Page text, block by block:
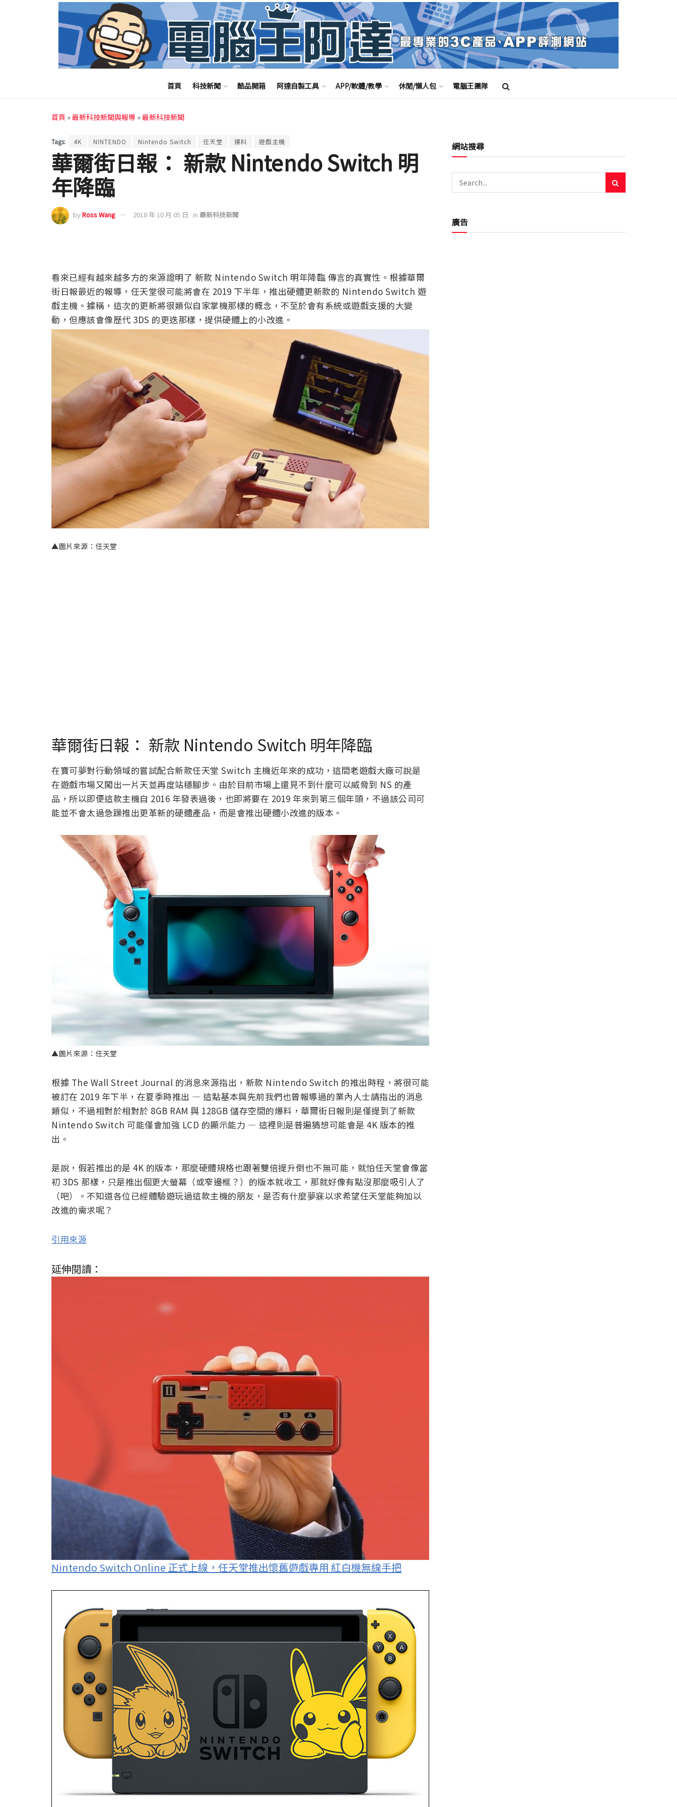
首頁 科技新聞 酷品開箱 阿達自製工具 APP/軟體/教學 休閒/懶人包 電腦王團隊
首頁 »最新科技新聞與報導 »最新科技新聞
Tags: 4K NINTENDO Nintendo Switch 任天堂 爆料 遊戲主機
華爾街日報： 新款 Nintendo Switch 明
年降臨
byRoss Wang 2018 年 10 月 05 日 in 最新科技新聞
看來已經有越來越多方的來源證明了 新款 Nintendo Switch 明年降臨 傳言的真實性。根據華爾
街日報最近的報導，任天堂很可能將會在 2019 下半年，推出硬體更新款的 Nintendo Switch 遊
戲主機。據稱，這次的更新將很類似自家掌機那樣的概念，不至於會有系統或遊戲支援的大變
動，但應該會像歷代 3DS 的更迭那樣，提供硬體上的小改進。
▲圖片來源：任天堂
華爾街日報： 新款 Nintendo Switch 明年降臨
在寶可夢對行動領域的嘗試配合新款任天堂 Switch 主機近年來的成功，這間老遊戲大廠可說是
在遊戲市場又闖出一片天並再度站穩腳步。由於目前市場上還見不到什麼可以威脅到 NS 的產
品，所以即便這款主機自 2016 年發表過後，也即將要在 2019 年來到第三個年頭，不過該公司可
能並不會太過急躁推出更革新的硬體產品，而是會推出硬體小改進的版本。
▲圖片來源：任天堂
根據 The Wall Street Journal 的消息來源指出，新款 Nintendo Switch 的推出時程，將很可能
被訂在 2019 年下半，在夏季時推出 — 這點基本與先前我們也曾報導過的業內人士請指出的消息
類似，不過相對於相對於 8GB RAM 與 128GB 儲存空間的爆料，華爾街日報則是僅提到了新款
Nintendo Switch 可能僅會加強 LCD 的顯示能力 — 這裡則是普遍猜想可能會是 4K 版本的推
出。
是說，假若推出的是 4K 的版本，那麼硬體規格也跟著雙倍提升倒也不無可能，就怕任天堂會像當
初 3DS 那樣，只是推出個更大螢幕（或窄邊框？）的版本就收工，那就好像有點沒那麼吸引人了
（吧）。不知道各位已經體驗遊玩過這款主機的朋友，是否有什麼夢寐以求希望任天堂能夠加以
改進的需求呢？
引用來源
延伸閱讀：
Nintendo Switch Online 正式上線，任天堂推出懷舊遊戲專用 紅白機無線手把
網站搜尋
廣告